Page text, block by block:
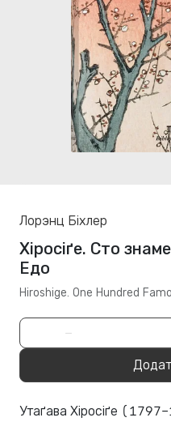
Лорэнц Біхлер
Хіросіґе. Сто
Едо
Hiroshige. One Hundred
−
Утаґава Хіросіґе